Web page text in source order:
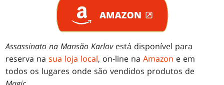
Assassinato na Mansão Karlovestá disponível para
reserva nasua loja local, on-line naAmazon e em
todos os lugares onde são vendidos produtos de